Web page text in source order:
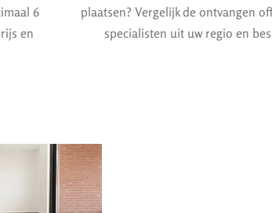
6
en
plaatsen? Vergelijk de ontvangen
specialisten uit uw regio en